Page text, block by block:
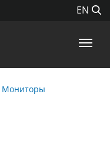
EN
Мониторы